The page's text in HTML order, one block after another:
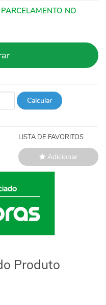
Calcular
LISTA DE FAVORITOS
Adicionar
Produto